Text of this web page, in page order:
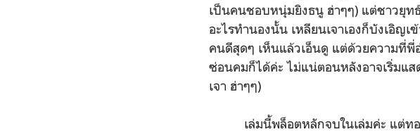
เป็นคนชอบหนุ่มยิงธนู ฮ่าๆๆ) แต่ชาวยุท
อะไรทำนองนั้น เหลียนเจาเองก็บังเอิญ
คนดีสุดๆ เห็นแล้วเอ็นดู แต่ด้วยความที่พี่อ่
ซ่อนคมก็ได้ค่ะ ไม่แน่ตอนหลังอาจเริ่มแส
เจา ฮ่าๆๆ)
เล่มนี้พล็อตหลักจบในเล่มค่ะ แต่ทอด